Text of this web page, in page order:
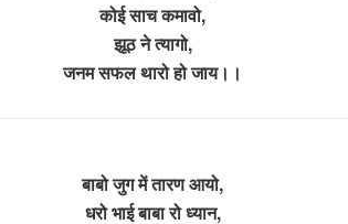
कोई साच कमावो,
झूठ ने त्यागो,
जनम सफल थारो हो जाय।।
बाबो जुग में तारण आयो,
धरो भाई बाबा रो ध्यान,